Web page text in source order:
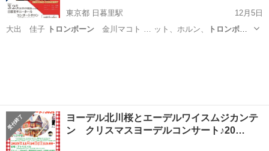
東京都 日暮里駅
12月5日
大出 佳子
トロンボーン金川マコト … ット、ホルン、
トロンボー
ヨーデル北川桜とエーデルワイスムジカンテ
ン クリスマスヨーデルコンサート♪20…